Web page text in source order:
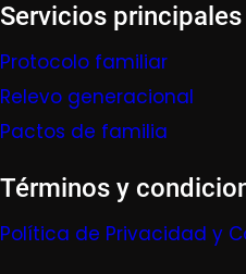
Servicios principales
Protocolo familiar
Relevo generacional
Pactos de familia
Términos y
Política de Privacidad y